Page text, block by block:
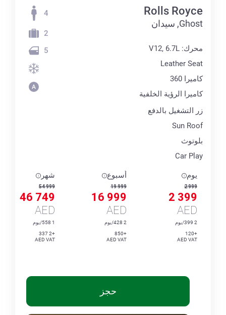
Rolls Royce
Ghost, سيدان
محرك: V12, 6.7L
Leather Seat
كاميرا 360
كاميرا الرؤية الخلفية
زر التشغيل بالدفع
Sun Roof
بلوتوث
Car Play
4
2
5
يوم
2 999
2 399
AED
2 399/يوم
+120
AED VAT
أسبوع
19 999
16 999
AED
2 428/يوم
+850
AED VAT
شهر
54 999
46 749
AED
1 558/يوم
+2 337
AED VAT
حجز